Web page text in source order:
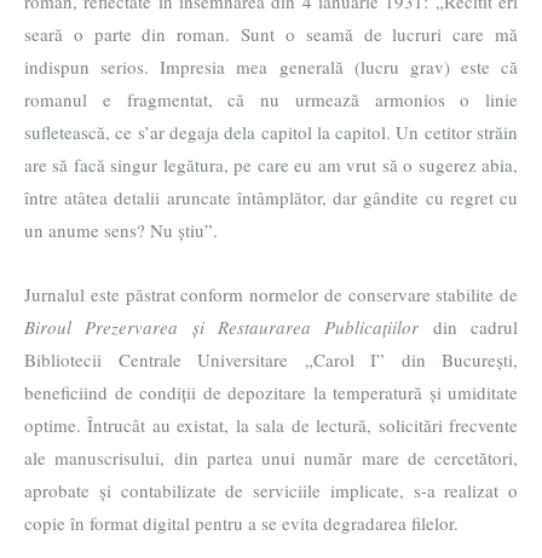
seară o parte din roman. Sunt o seamă de lucruri care mă
indispun serios. Impresia mea generală (lucru grav) este că
romanul e fragmentat, că nu urmează armonios o linie
sufletească, ce s’ar degaja dela capitol la capitol. Un cetitor străin
are să facă singur legătura, pe care eu am vrut să o sugerez abia,
între atâtea detalii aruncate întâmplător, dar gândite cu regret cu
un anume sens? Nu știu”.
Jurnalul este păstrat conform normelor de conservare stabilite de
Biroul Prezervarea și Restaurarea Publicațiilor din cadrul
Bibliotecii Centrale Universitare „Carol I” din București,
beneficiind de condiții de depozitare la temperatură și umiditate
optime. Întrucât au existat, la sala de lectură, solicitări frecvente
ale manuscrisului, din partea unui număr mare de cercetători,
aprobate și contabilizate de serviciile implicate, s-a realizat o
copie în format digital pentru a se evita degradarea filelor.